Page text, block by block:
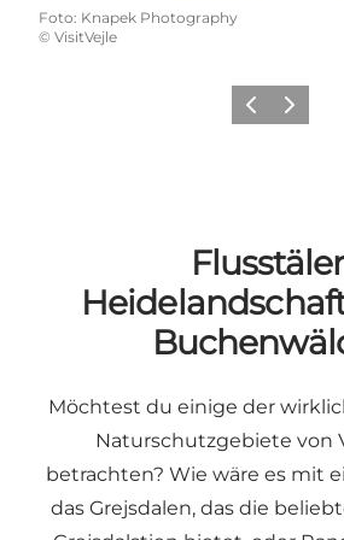
Foto: Knapek Photography
© VisitVejle
ZurückWeiter
Möchtest du einige der
Naturschutzgebiete von
betrachten? Wie wäre es mit
das Grejsdalen, das die